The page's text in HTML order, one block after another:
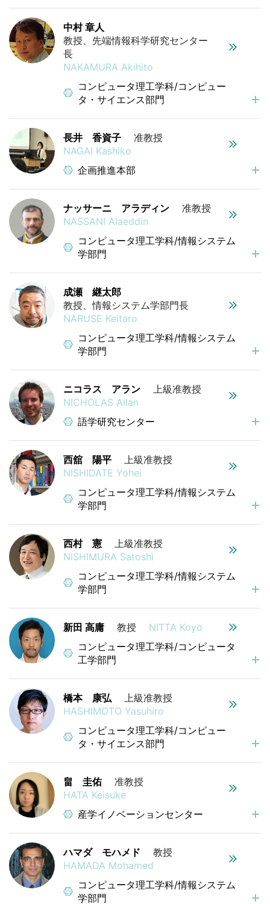
中村 章人
教授、先端情報科学研究センター
長
NAKAMURA Akihito
コンピュータ理工学科/コンピュー
タ・サイエンス部門
長井 香資子
准教授
NAGAI Kashiko
企画推進本部
ナッサーニ アラディン
准教授
NASSANI Alaeddin
コンピュータ理工学科/情報システム
学部門
成瀬 継太郎
教授、情報システム学部門長
NARUSE Keitaro
コンピュータ理工学科/情報システム
学部門
ニコラス アラン
上級准教授
NICHOLAS Allan
語学研究センター
西舘 陽平
上級准教授
NISHIDATE Yohei
コンピュータ理工学科/情報システム
学部門
西村 憲
上級准教授
NISHIMURA Satoshi
コンピュータ理工学科/情報システム
学部門
新田 高庸 教授
NITTA Koyo
コンピュータ理工学科/コンピュータ
工学部門
橋本 康弘
上級准教授
HASHIMOTO Yasuhiro
コンピュータ理工学科/コンピュー
タ・サイエンス部門
畠 圭佑
准教授
HATA Keisuke
産学イノベーションセンター
ハマダ モハメド
教授
HAMADA Mohamed
コンピュータ理工学科/情報システム
学部門